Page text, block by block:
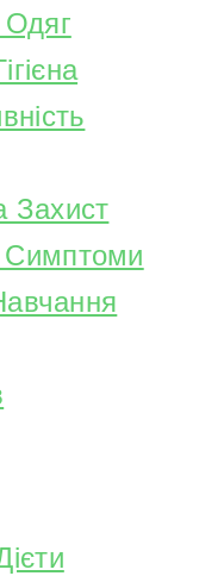
Одяг
Захист
Симптоми